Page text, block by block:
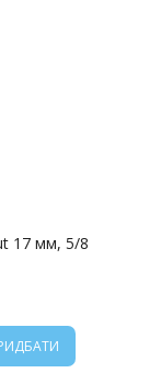
17 мм, 5/8